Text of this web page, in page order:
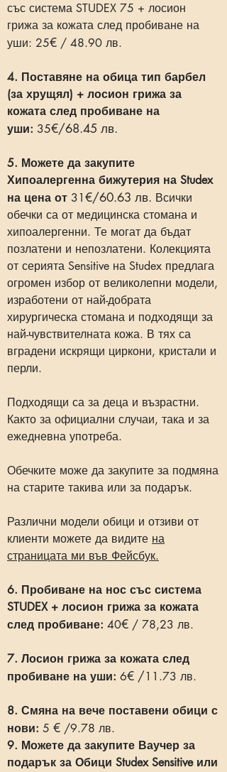
със система STUDEX 75 + лосион
грижа за кожата след пробиване на
уши: 25€ / 48.90 лв.
4. Поставяне на обица тип барбел
(за хрущял) + лосион грижа за
кожата след пробиване на
уши: 35€/68.45 лв.
5. Можете да закупите
Хипоалергенна бижутерия на Studex
на цена от 31€/60.63 лв. Всички
обечки са от медицинска стомана и
хипоалергенни. Те могат да бъдат
позлатени и непозлатени. Колекцията
от серията Sensitive на Studex предлага
огромен избор от великолепни модели,
изработени от най-добрата
хирургическа стомана и подходящи за
най-чувствителната кожа. В тях са
вградени искрящи циркони, кристали и
перли.
Подходящи са за деца и възрастни.
Както за официални случаи, така и за
ежедневна употреба.
Обечките може да закупите за подмяна
на старите такива или за подарък.
Различни модели обици и отзиви от
клиенти можете да видите на
страницата ми във Фейсбук.
6. Пробиване на нос със система
STUDEX + лосион грижа за кожата
след пробиване: 40€ / 78,23 лв.
7. Лосион грижа за кожата след
пробиване на уши: 6€ /11.73 лв.
8. Смяна на вече поставени обици с
нови: 5 € /9.78 лв.
9. Можете да закупите Ваучер за
подарък за Обици Studex Sensitive или